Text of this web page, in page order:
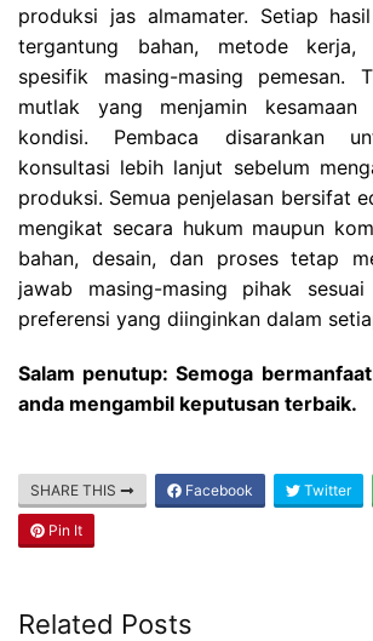
produksi jas almamater. Setiap
tergantung bahan, metode kerja,
spesifik masing-masing pemesan.
mutlak yang menjamin
kondisi. Pembaca disarankan
konsultasi lebih lanjut sebelum
produksi. Semua penjelasan bersifat
mengikat secara hukum maupun
bahan, desain, dan proses tetap
jawab masing-masing pihak
preferensi yang diinginkan dalam
Salam penutup: Semoga
anda mengambil keputusan terbaik.
SHARE THIS Facebook Twitter
Pin It
Related Posts